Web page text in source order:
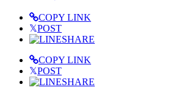
COPY LINK
𝕏POST
SHARE
COPY LINK
𝕏POST
SHARE